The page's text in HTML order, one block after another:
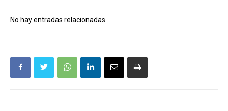
No hay entradas relacionadas